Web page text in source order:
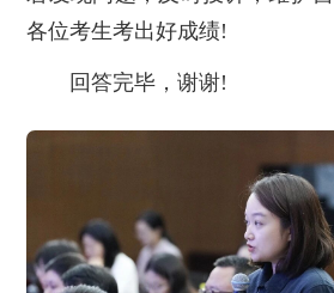
各位考生考出好成绩!
回答完毕，谢谢!